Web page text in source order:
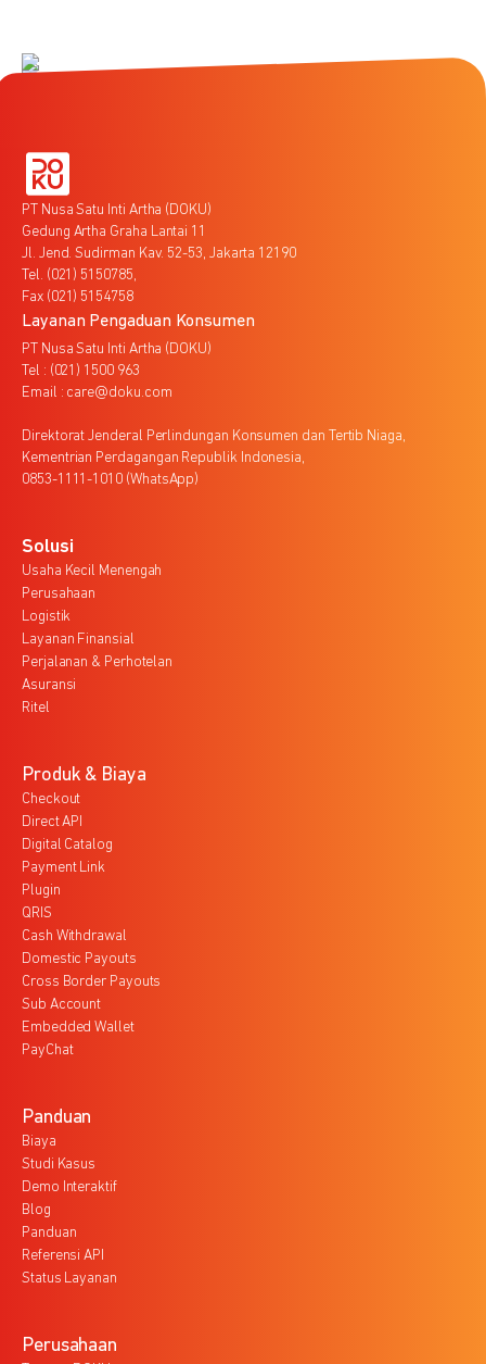
PT Nusa Satu Inti Artha (DOKU)
Gedung Artha Graha Lantai 11
Jl. Jend. Sudirman Kav. 52-53, Jakarta 12190
Tel. (021) 5150785,
Fax (021) 5154758
Layanan Pengaduan Konsumen
PT Nusa Satu Inti Artha (DOKU)
Tel : (021) 1500 963
Email : care@doku.com
Direktorat Jenderal Perlindungan Konsumen dan Tertib Niaga,
Kementrian Perdagangan Republik Indonesia,
0853-1111-1010 (WhatsApp)
Solusi
Usaha Kecil Menengah
Perusahaan
Logistik
Layanan Finansial
Perjalanan & Perhotelan
Asuransi
Ritel
Produk & Biaya
Checkout
Direct API
Digital Catalog
Payment Link
Plugin
QRIS
Cash Withdrawal
Domestic Payouts
Cross Border Payouts
Sub Account
Embedded Wallet
PayChat
Panduan
Biaya
Studi Kasus
Demo Interaktif
Blog
Panduan
Referensi API
Status Layanan
Perusahaan